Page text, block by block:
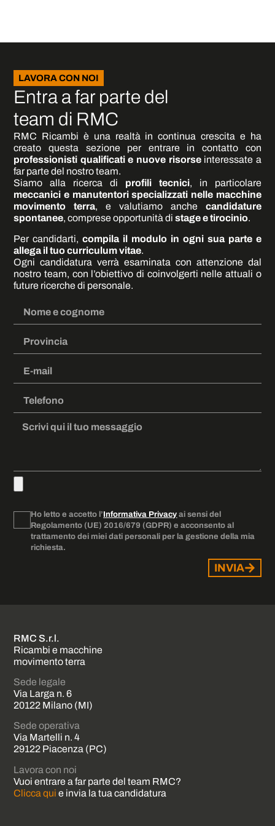
LAVORA CON NOI
Entra a far parte del
team di RMC
RMC Ricambi è una realtà in continua crescita e ha
creato questa sezione per entrare in contatto con
professionisti qualificati e nuove risorseinteressate a
far parte del nostro team.
Siamo alla ricerca di profili tecnici, in particolare
meccanici e manutentori specializzati nelle macchine
movimento terra, e valutiamo anche candidature
spontanee, comprese opportunità distage e tirocinio.
Per candidarti,compila il modulo in ogni sua parte e
allega il tuo curriculum vitae.
Ogni candidatura verrà esaminata con attenzione dal
nostro team, con l’obiettivo di coinvolgerti nelle attuali o
future ricerche di personale.
Ho letto e accetto l’Informativa Privacyai sensi del
Regolamento (UE) 2016/679 (GDPR) e acconsento al
trattamento dei miei dati personali per la gestione della mia
richiesta.
INVIA
RMC S.r.l.
Ricambi e macchine
movimento terra
Sede legale
Via Larga n. 6
20122 Milano (MI)
Sede operativa
Via Martelli n. 4
29122 Piacenza (PC)
Lavora con noi
Vuoi entrare a far parte del team RMC?
Clicca quie invia la tua candidatura